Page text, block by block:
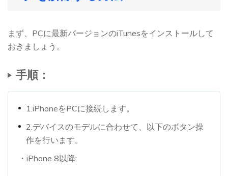
まず、PCに最新バージョンのiTunesをインストールして
おきましょう。
手順：
1.iPhoneをPCに接続します。
2.デバイスのモデルに合わせて、以下のボタン操
作を行います。
・iPhone 8以降: